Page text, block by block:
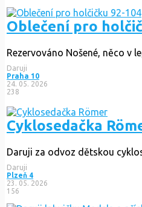
Oblečení pro
Rezervováno Nošené, něco v
Daruji
Praha 10
24. 05. 2026
238
Cyklosedačka
Daruji za odvoz dětskou
Daruji
Plzeň 4
23. 05. 2026
156